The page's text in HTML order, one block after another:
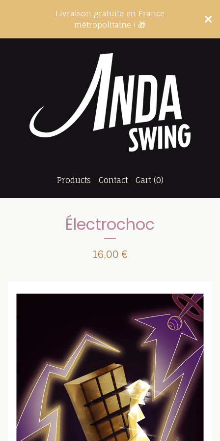
Livraison gratuite en France
métropolitaine ! 🎁
Products Contact Cart (0)
Électrochoc
16,00 €